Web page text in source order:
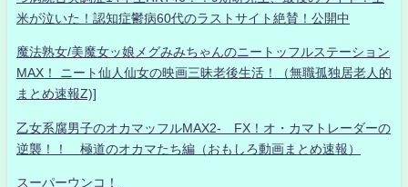
米が泣いた！認知症鬱病60代のラストサイト絶賛！公開中
魔法熟女/美魔女ッ娘メグみみちゃんのニートッフルステーション
MAX！ ニート仙人仙女の映画三昧老後生活！（無職孤独居老人的
まとめ速報Z)]
乙女系腐男子のオカマッフルMAX2- FX！オ・カマトレーダーの
逆襲！！ 極道のオカマたち編（おもしろ動画まとめ速報）
スーパーウンコ！